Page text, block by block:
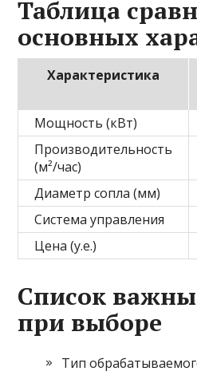
Таблица
основных
Характеристика
Мощность (кВт)
Производительность
(м²/час)
Диаметр сопла (мм)
Система управления
Цена (у.е.)
Список
при выборе
Тип